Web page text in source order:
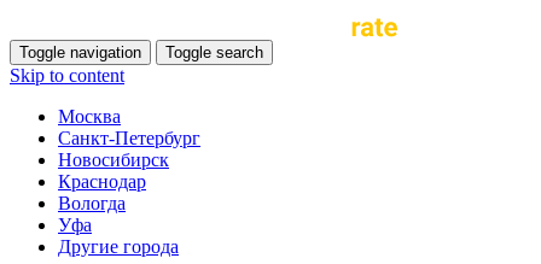
Toggle navigation Toggle search
Skip to content
Москва
Санкт-Петербург
Новосибирск
Краснодар
Вологда
Уфа
Другие города